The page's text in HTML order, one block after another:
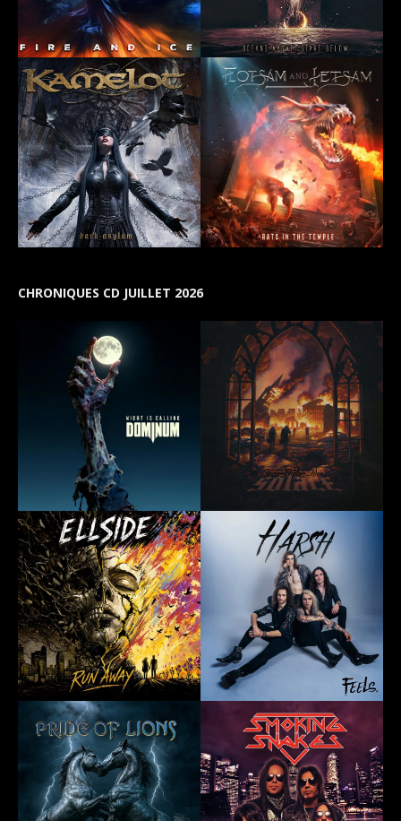
CHRONIQUES CD JUILLET 2026